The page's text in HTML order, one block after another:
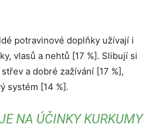
potravinové doplňky užívají i
vlasů a nehtů [17 %]. Slibují si
a dobré zažívání [17 %],
systém [14 %].
NA ÚČINKY KURKUMY